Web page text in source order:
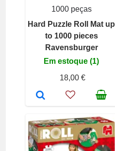
1000 peças
Hard Puzzle Roll Mat up
to 1000 pieces
Ravensburger
Em estoque (1)
18,00 €